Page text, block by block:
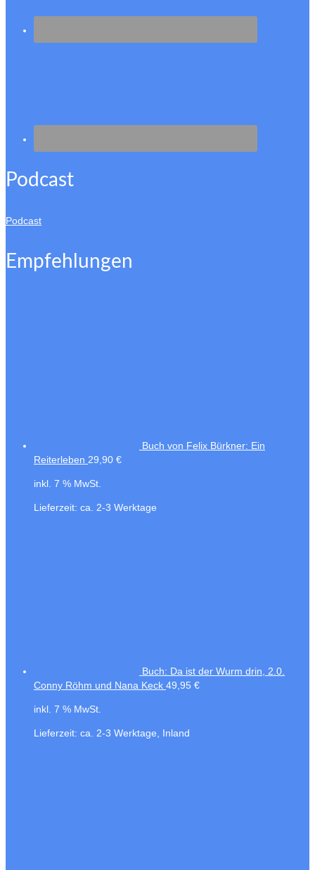
Podcast
Podcast
Empfehlungen
Buch von Felix Bürkner: Ein
Reiterleben 29,90 €
inkl. 7 % MwSt.
Lieferzeit: ca. 2-3 Werktage
Buch: Da ist der Wurm drin, 2.0.
Conny Röhm und Nana Keck 49,95 €
inkl. 7 % MwSt.
Lieferzeit: ca. 2-3 Werktage, Inland